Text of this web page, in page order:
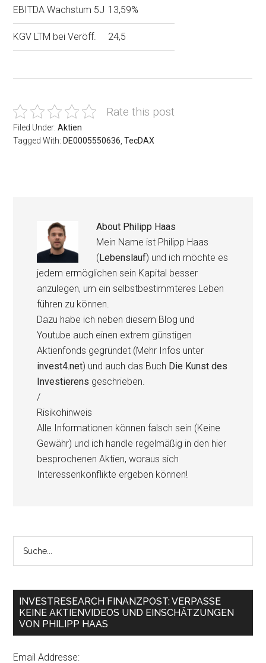
EBITDA Wachstum 5J 13,59%
KGV LTM bei Veröff. 24,5
Rate this post
Filed Under:Aktien
Tagged With:DE0005550636 ,TecDAX
About Philipp Haas
Mein Name ist Philipp Haas
(Lebenslauf) und ich möchte es
jedem ermöglichen sein Kapital besser
anzulegen, um ein selbstbestimmteres Leben
führen zu können.
Dazu habe ich neben diesem Blog und
Youtube auch einen extrem günstigen
Aktienfonds gegründet (Mehr Infos unter
invest4.net) und auch das Buch Die Kunst des
Investierens geschrieben.
/
Risikohinweis
Alle Informationen können falsch sein (Keine
Gewähr) und ich handle regelmäßig in den hier
besprochenen Aktien, woraus sich
Interessenkonflikte ergeben können!
INVESTRESEARCH FINANZPOST: VERPASSE
KEINE AKTIENVIDEOS UND EINSCHÄTZUNGEN
VON PHILIPP HAAS
Email Addresse: